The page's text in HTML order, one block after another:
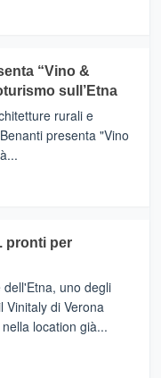
“Vino &
sull’Etna
rurali e
presenta "Vino
pronti per
uno degli
Vinitaly di Verona
location già...